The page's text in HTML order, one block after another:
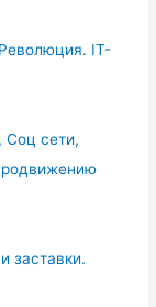
IT-
Соц сети,
заставки.